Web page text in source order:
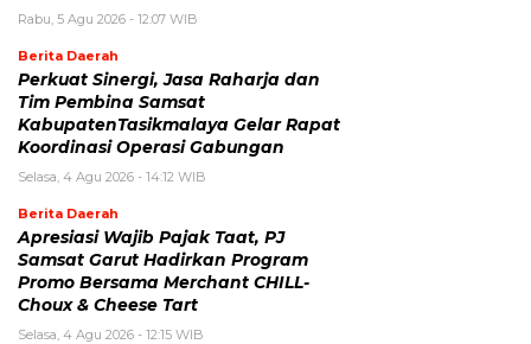
Rabu, 5 Agu 2026 - 12:07 WIB
Berita Daerah
Perkuat Sinergi, Jasa Raharja dan
Tim Pembina Samsat
KabupatenTasikmalaya Gelar Rapat
Koordinasi Operasi Gabungan
Selasa, 4 Agu 2026 - 14:12 WIB
Berita Daerah
Apresiasi Wajib Pajak Taat, PJ
Samsat Garut Hadirkan Program
Promo Bersama Merchant CHILL-
Choux & Cheese Tart
Selasa, 4 Agu 2026 - 12:15 WIB